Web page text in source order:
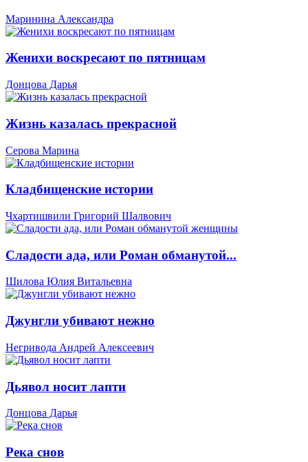
Маринина Александра
Женихи воскресают по пятницам
Донцова Дарья
Жизнь казалась прекрасной
Серова Марина
Кладбищенские истории
Чхартишвили Григорий Шалвович
Сладости ада, или Роман обманутой...
Шилова Юлия Витальевна
Джунгли убивают нежно
Негривода Андрей Алексеевич
Дьявол носит лапти
Донцова Дарья
Река снов